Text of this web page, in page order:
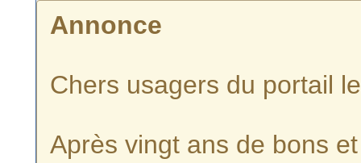
Annonce
Chers usagers du portail
Après vingt ans de bons